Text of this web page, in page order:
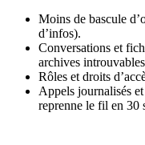
Moins de bascule
d’infos).
Conversations et
archives
Rôles et droits
Appels journalisés
reprenne le fil en 30